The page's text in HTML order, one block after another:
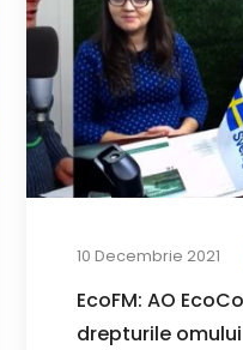
10 Decembrie 2021
EcoFM: AO
drepturile